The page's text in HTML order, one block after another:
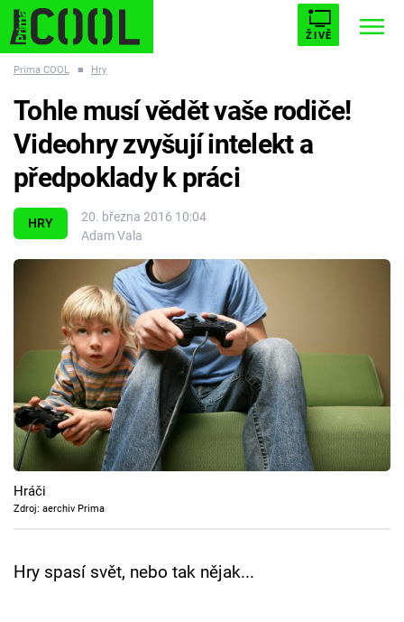
ŽIVĚ
ESCAPE PLNEJ KOTEL AVENGERS 5
Témata
Seriály
Hry
Cool Esport
Pořady
TV Program
Prima COOL ■ Hry
HRY
20. března 2016 10:04
Adam Vala
Tohle musí vědět vaše rodiče!
Videohry zvyšují intelekt a
předpoklady k práci
Hráči
Zdroj: aerchiv Prima
Hry spasí svět, nebo tak nějak...